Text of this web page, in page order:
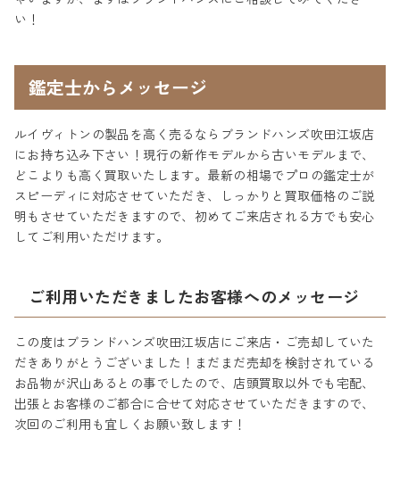
い！
鑑定士からメッセージ
ルイヴィトンの製品を高く売るならブランドハンズ吹田江坂店
にお持ち込み下さい！現行の新作モデルから古いモデルまで、
どこよりも高く買取いたします。最新の相場でプロの鑑定士が
スピーディに対応させていただき、しっかりと買取価格のご説
明もさせていただきますので、初めてご来店される方でも安心
してご利用いただけます。
ご利用いただきましたお客様へのメッセージ
この度はブランドハンズ吹田江坂店にご来店・ご売却していた
だきありがとうございました！まだまだ売却を検討されている
お品物が沢山あるとの事でしたので、店頭買取以外でも宅配、
出張とお客様のご都合に合せて対応させていただきますので、
次回のご利用も宜しくお願い致します！